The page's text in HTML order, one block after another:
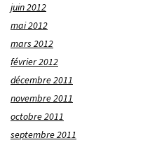
juin 2012
mai 2012
mars 2012
février 2012
décembre 2011
novembre 2011
octobre 2011
septembre 2011